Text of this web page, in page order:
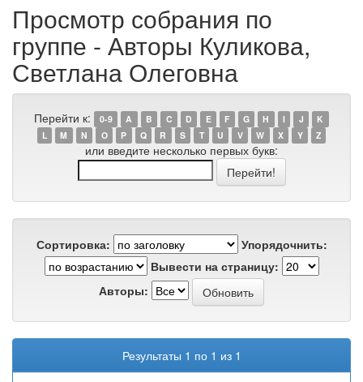
Просмотр собрания по
группе - Авторы Куликова,
Светлана Олеговна
Перейти к: 0-9 A B C D E F G H I J
K
L
M N O P Q R S T U V W X Y Z
или введите несколько первых букв:
Сортировка:
Упорядочнить:
Вывести на страницу:
Авторы:
Результаты 1 по 1 из 1